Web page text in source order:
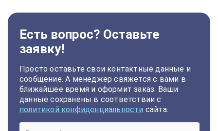
Есть вопрос? Оставьте
заявку!
Просто оставьте свои контактные данные и
сообщение. А менеджер свяжется с вами в
ближайшее время и оформит заказ. Ваши
данные сохранены в соответствии с
политикой конфиденциальности сайта.